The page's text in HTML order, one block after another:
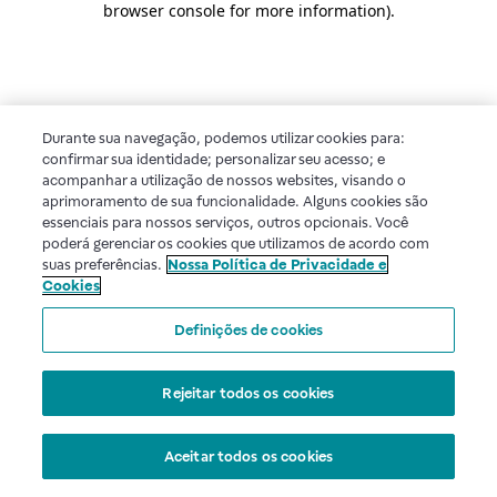
browser console for more information).
Durante sua navegação, podemos utilizar cookies para:
confirmar sua identidade; personalizar seu acesso; e
acompanhar a utilização de nossos websites, visando o
aprimoramento de sua funcionalidade. Alguns cookies são
essenciais para nossos serviços, outros opcionais. Você
poderá gerenciar os cookies que utilizamos de acordo com
suas preferências. Nossa Política de Privacidade e
Cookies
Definições de cookies
Rejeitar todos os cookies
Aceitar todos os cookies